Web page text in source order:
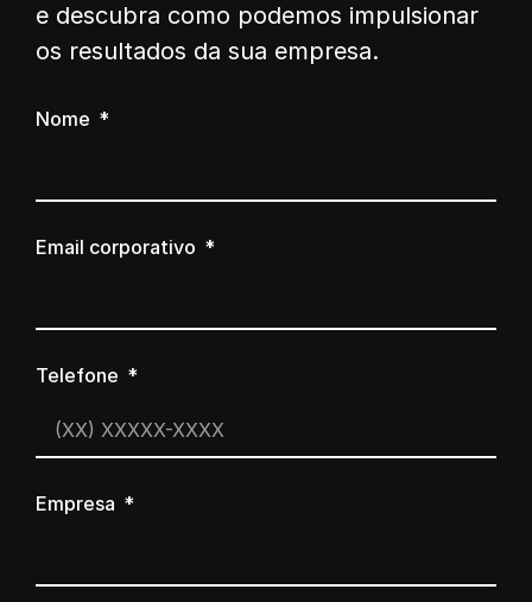
e descubra como podemos impulsionar
os resultados da sua empresa.
Nome
Email corporativo
Telefone
Empresa